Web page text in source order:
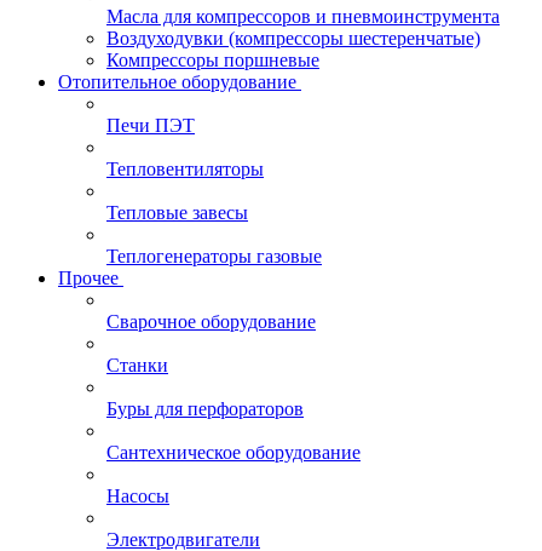
Масла для компрессоров и пневмоинструмента
Воздуходувки (компрессоры шестеренчатые)
Компрессоры поршневые
Отопительное оборудование
Печи ПЭТ
Тепловентиляторы
Тепловые завесы
Теплогенераторы газовые
Прочее
Сварочное оборудование
Станки
Буры для перфораторов
Сантехническое оборудование
Насосы
Электродвигатели